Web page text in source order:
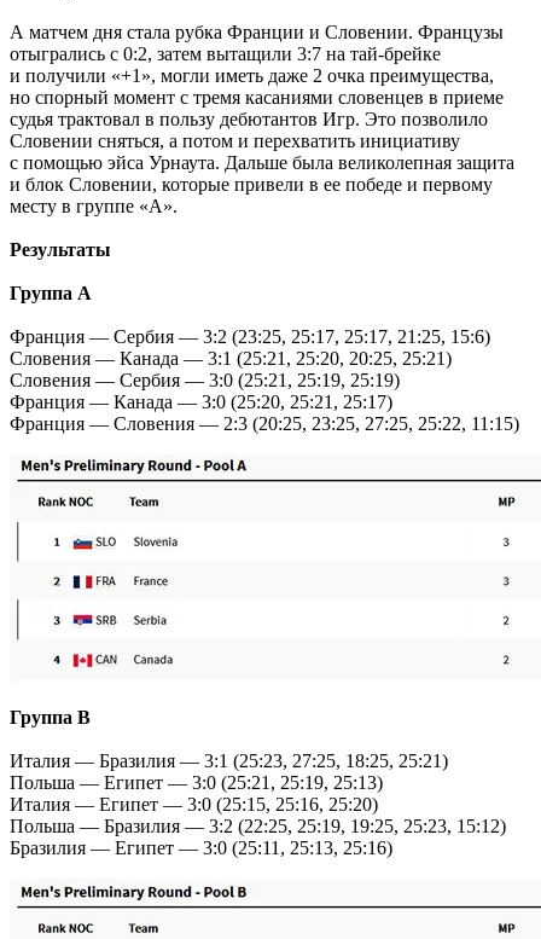
А матчем дня стала рубка Франции и Словении. Французы
отыгрались с 0:2, затем вытащили 3:7 на тай-брейке
и получили «+1», могли иметь даже 2 очка преимущества,
но спорный момент с тремя касаниями словенцев в приеме
судья трактовал в пользу дебютантов Игр. Это позволило
Словении сняться, а потом и перехватить инициативу
с помощью эйса Урнаута. Дальше была великолепная защита
и блок Словении, которые привели в ее победе и первому
месту в группе «А».
Результаты
Группа А
Франция — Сербия — 3:2 (23:25, 25:17, 25:17, 21:25, 15:6)
Словения — Канада — 3:1 (25:21, 25:20, 20:25, 25:21)
Словения — Сербия — 3:0 (25:21, 25:19, 25:19)
Франция — Канада — 3:0 (25:20, 25:21, 25:17)
Франция — Словения — 2:3 (20:25, 23:25, 27:25, 25:22, 11:15)
Группа В
Италия — Бразилия — 3:1 (25:23, 27:25, 18:25, 25:21)
Польша — Египет — 3:0 (25:21, 25:19, 25:13)
Италия — Египет — 3:0 (25:15, 25:16, 25:20)
Польша — Бразилия — 3:2 (22:25, 25:19, 19:25, 25:23, 15:12)
Бразилия — Египет — 3:0 (25:11, 25:13, 25:16)